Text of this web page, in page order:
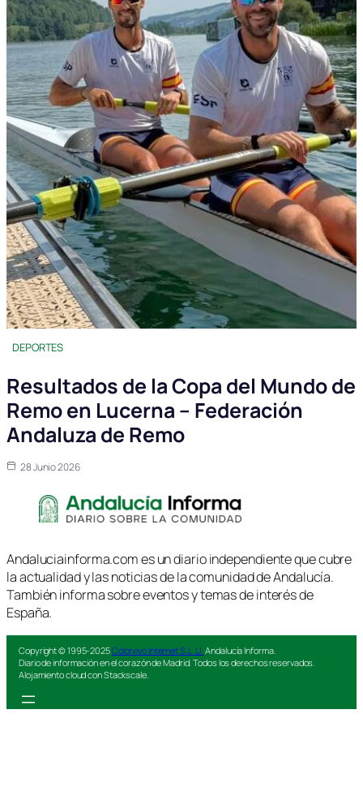
DEPORTES
Resultados de la Copa del Mundo de
Remo en Lucerna – Federación
Andaluza de Remo
28 Junio 2026
Andaluciainforma.com es un diario independiente que cubre
la actualidad y las noticias de la comunidad de Andalucía.
También informa sobre eventos y temas de interés de
España.
Copyright © 1995-2025Colorvivo Internet S.L.U. Andalucía Informa.
Diario de información en el corazón de Madrid. Todos los derechos reservados.
Alojamiento cloud con Stackscale.